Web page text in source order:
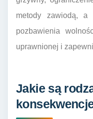
metody zawiodą, a
pozbawienia
uprawnionej i
Jakie są